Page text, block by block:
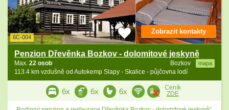
6C-004
Penzion Dřevěnka Bozkov - dolomitové jeskyně
Bozkov mapa
Max. 22 osob
113.4 km vzdušně od Autokemp Slapy - Skalice - půjčovna lodí
Zobrazit kontakty
6x 6x 6x
Ceník
ZDE